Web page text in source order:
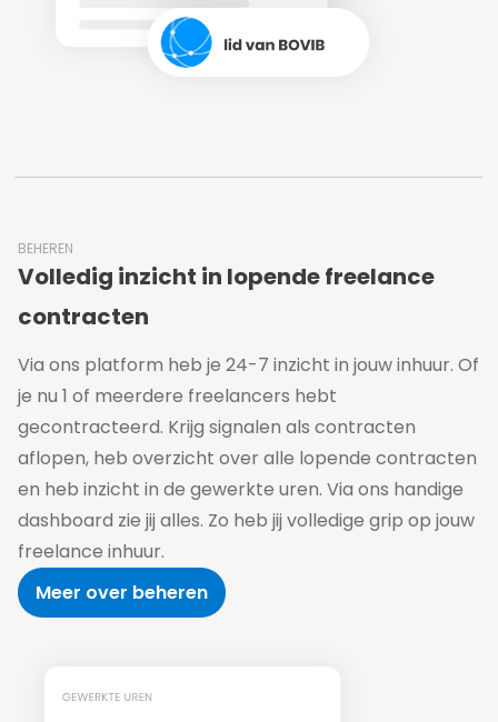
BEHEREN
Volledig inzicht in lopende freelance
contracten
Via ons platform heb je 24-7 inzicht in jouw inhuur. Of
je nu 1 of meerdere freelancers hebt
gecontracteerd. Krijg signalen als contracten
aflopen, heb overzicht over alle lopende contracten
en heb inzicht in de gewerkte uren. Via ons handige
dashboard zie jij alles. Zo heb jij volledige grip op jouw
freelance inhuur.
Meer over beheren